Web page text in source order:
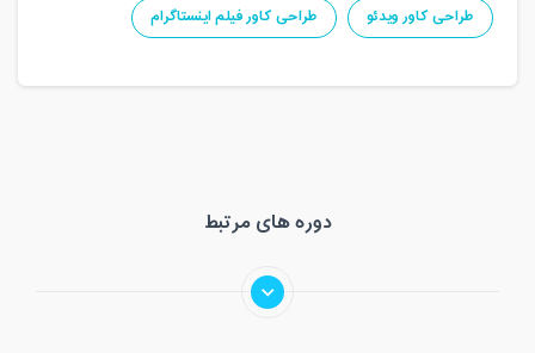
طراحی کاور ویدئو طراحی کاور فیلم اینستاگرام
دوره های مرتبط